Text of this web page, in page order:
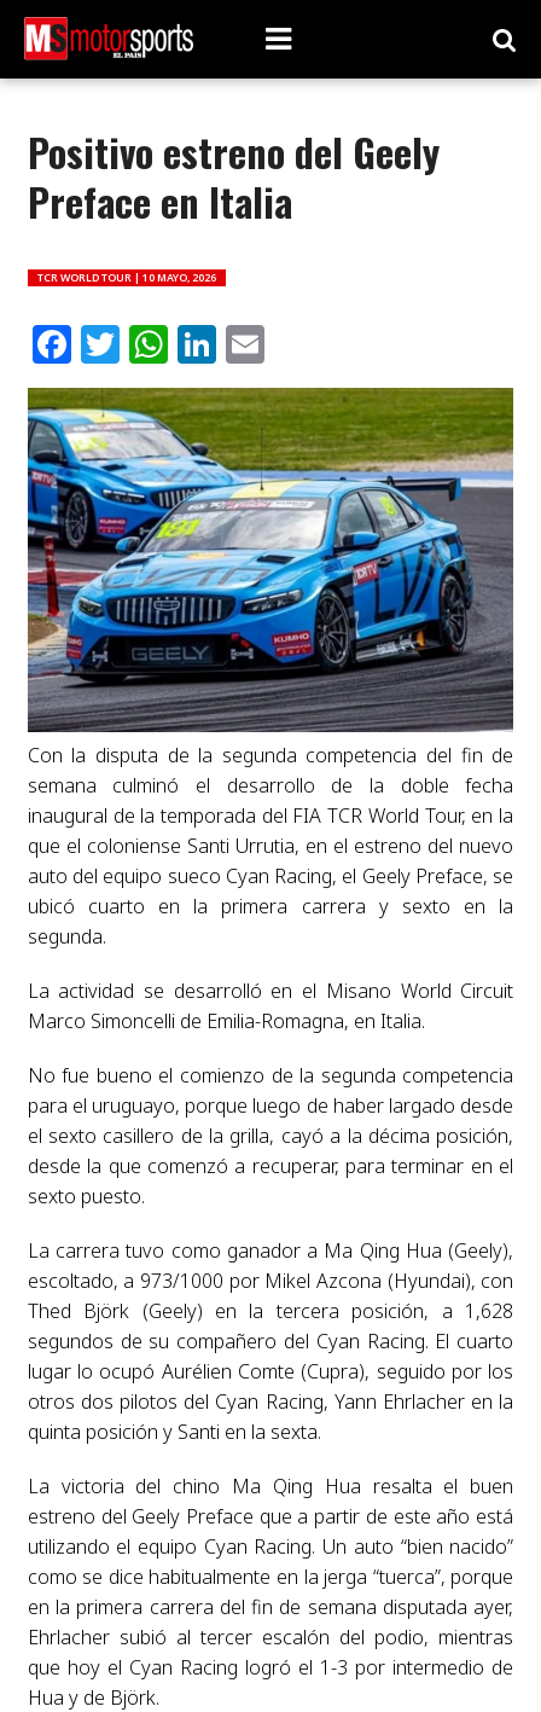
Positivo estreno del Geely
Preface en Italia
TCR WORLD TOUR | 10 MAYO, 2026
Facebook
Twitter
WhatsApp
LinkedIn
Email
Con la disputa de la segunda competencia del fin de
semana culminó el desarrollo de la doble fecha
inaugural de la temporada del FIA TCR World Tour, en la
que el coloniense Santi Urrutia, en el estreno del nuevo
auto del equipo sueco Cyan Racing, el Geely Preface, se
ubicó cuarto en la primera carrera y sexto en la
segunda.
La actividad se desarrolló en el Misano World Circuit
Marco Simoncelli de Emilia-Romagna, en Italia.
No fue bueno el comienzo de la segunda competencia
para el uruguayo, porque luego de haber largado desde
el sexto casillero de la grilla, cayó a la décima posición,
desde la que comenzó a recuperar, para terminar en el
sexto puesto.
La carrera tuvo como ganador a Ma Qing Hua (Geely),
escoltado, a 973/1000 por Mikel Azcona (Hyundai), con
Thed Björk (Geely) en la tercera posición, a 1,628
segundos de su compañero del Cyan Racing. El cuarto
lugar lo ocupó Aurélien Comte (Cupra), seguido por los
otros dos pilotos del Cyan Racing, Yann Ehrlacher en la
quinta posición y Santi en la sexta.
La victoria del chino Ma Qing Hua resalta el buen
estreno del Geely Preface que a partir de este año está
utilizando el equipo Cyan Racing. Un auto “bien nacido”
como se dice habitualmente en la jerga “tuerca”, porque
en la primera carrera del fin de semana disputada ayer,
Ehrlacher subió al tercer escalón del podio, mientras
que hoy el Cyan Racing logró el 1-3 por intermedio de
Hua y de Björk.